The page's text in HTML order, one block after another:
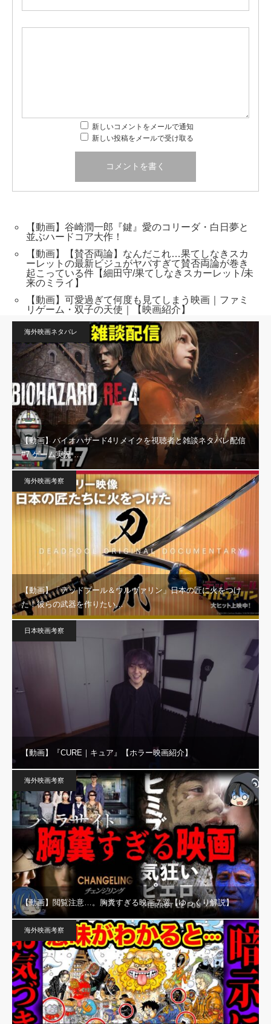
新しいコメントをメールで通知
新しい投稿をメールで受け取る
【動画】谷崎潤一郎『鍵』愛のコリーダ・白日夢と
並ぶハードコア大作！
【動画】【賛否両論】なんだこれ…果てしなきスカ
ーレットの最新ビジュがヤバすぎて賛否両論が巻き
起こっている件【細田守/果てしなきスカーレット/未
来のミライ】
【動画】可愛過ぎて何度も見てしまう映画｜ファミ
リゲーム・双子の天使｜【映画紹介】
海外映画ネタバレ
【動画】バイオハザード4リメイクを視聴者と雑談ネタバレ配信
#7 ゲーム実況 …
海外映画考察
【動画】「デッドプール＆ウルヴァリン」日本の匠に火をつけ
た！彼らの武器を作りたい…
日本映画考察
【動画】『CURE｜キュア』【ホラー映画紹介】
海外映画考察
【動画】閲覧注意…。胸糞すぎる映画７選【ゆっくり解説】
海外映画考察